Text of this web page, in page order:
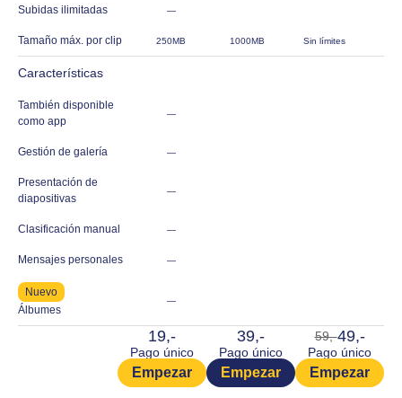
Subidas ilimitadas —
Tamaño máx. por clip 250MB 1000MB Sin límites
Características
También disponible
como app
—
Gestión de galería —
Presentación de
diapositivas
—
Clasificación manual —
Mensajes personales —
Nuevo
Álbumes
—
19,-
Pago único
Empezar
39,-
Pago único
Empezar
59,-49,-
Pago único
Empezar